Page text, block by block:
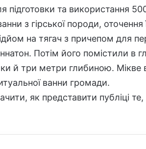
підготовки та використання
з гірської породи, оточення
на тягач з причепом для
Потім його помістили в
й три метри глибиною. Мікве
ванни громади.
як представити публіці